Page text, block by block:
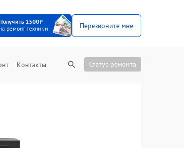
1500₽
на ремонт техники
Перезвоните мне
Контакты Статус ремонта